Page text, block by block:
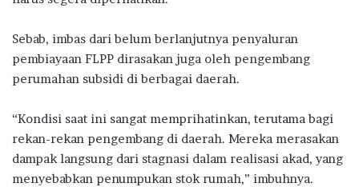
Sebab, imbas dari belum berlanjutnya penyaluran
pembiayaan FLPP dirasakan juga oleh pengembang
perumahan subsidi di berbagai daerah.
“Kondisi saat ini sangat memprihatinkan, terutama bagi
rekan-rekan pengembang di daerah. Mereka merasakan
dampak langsung dari stagnasi dalam realisasi akad, yang
menyebabkan penumpukan stok rumah,” imbuhnya.